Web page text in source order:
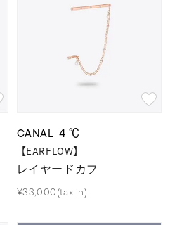
CANAL ４℃
【EARFLOW】
レイヤードカフ
¥33,000(tax in)